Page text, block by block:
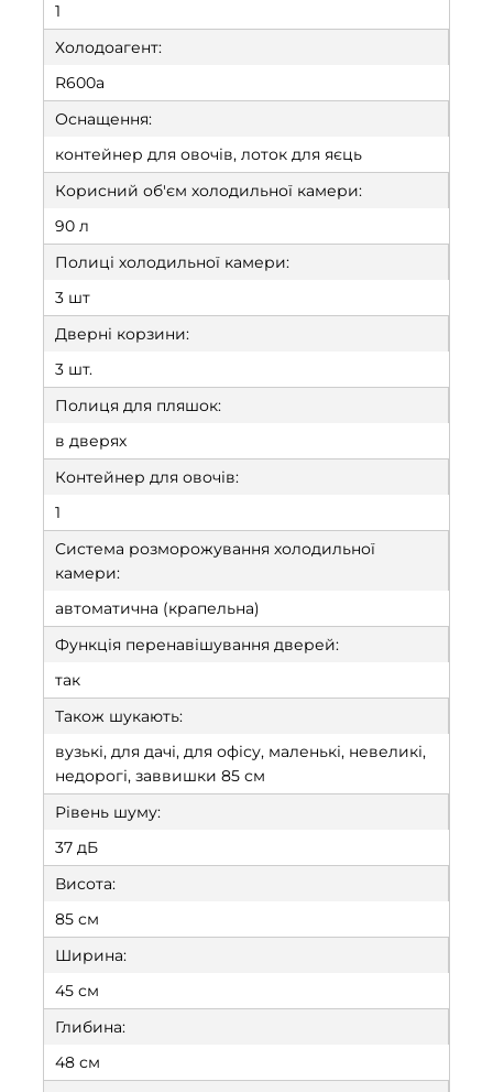
1
Холодоагент:
R600a
Оснащення:
контейнер для овочів, лоток для яєць
Корисний об'єм холодильної камери:
90 л
Полиці холодильної камери:
3 шт
Дверні корзини:
3 шт.
Полиця для пляшок:
в дверях
Контейнер для овочів:
1
Система розморожування холодильної
камери:
автоматична (крапельна)
Функція перенавішування дверей:
так
Також шукають:
вузькі, для дачі, для офісу, маленькі, невеликі,
недорогі, заввишки 85 см
Рівень шуму:
37 дБ
Висота:
85 см
Ширина:
45 см
Глибина:
48 см